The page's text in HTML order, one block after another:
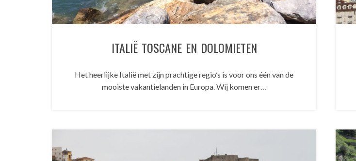
ITALIË TOSCANE EN DOLOMIETEN
Het heerlijke Italië met zijn prachtige regio’s is voor ons één van de
mooiste vakantielanden in Europa. Wij komen er…